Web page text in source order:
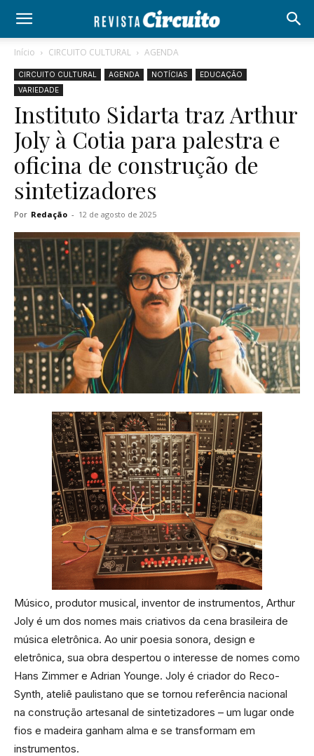
Início CIRCUITO CULTURAL AGENDA
CIRCUITO CULTURAL AGENDA NOTÍCIAS
EDUCAÇÃO
VARIEDADE
Instituto Sidarta traz Arthur
Joly à Cotia para palestra e
oficina de construção de
sintetizadores
Por Redação - 12 de agosto de 2025
Músico, produtor musical, inventor de instrumentos, Arthur
Joly é um dos nomes mais criativos da cena brasileira de
música eletrônica. Ao unir poesia sonora, design e
eletrônica, sua obra despertou o interesse de nomes como
Hans Zimmer e Adrian Younge. Joly é criador do Reco-
Synth, ateliê paulistano que se tornou referência nacional
na construção artesanal de sintetizadores – um lugar onde
fios e madeira ganham alma e se transformam em
instrumentos.